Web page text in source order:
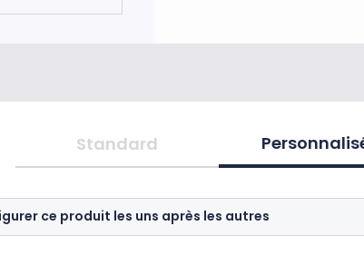
Standard
ce produit les uns après les autres